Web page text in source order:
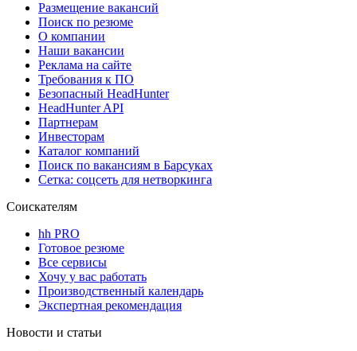
Размещение вакансий
Поиск по резюме
О компании
Наши вакансии
Реклама на сайте
Требования к ПО
Безопасный HeadHunter
HeadHunter API
Партнерам
Инвесторам
Каталог компаний
Поиск по вакансиям в Барсуках
Сетка: соцсеть для нетворкинга
Соискателям
hh PRO
Готовое резюме
Все сервисы
Хочу у вас работать
Производственный календарь
Экспертная рекомендация
Новости и статьи